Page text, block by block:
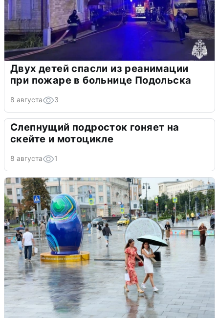
Двух детей спасли из реанимации
при пожаре в больнице Подольска
8 августа 3
Слепнущий подросток гоняет на
скейте и мотоцикле
8 августа 1